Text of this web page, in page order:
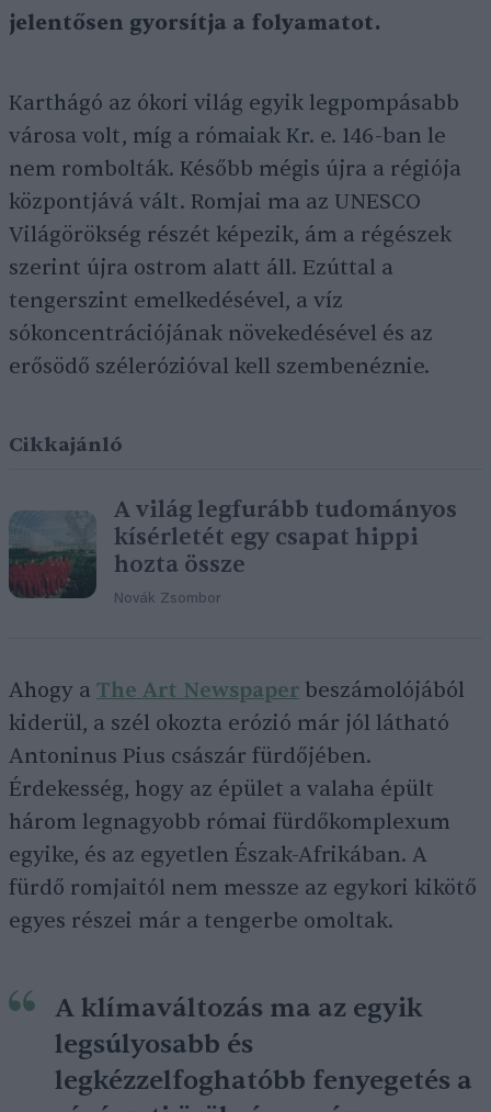
jelentősen gyorsítja a folyamatot.
Karthágó az ókori világ egyik legpompásabb
városa volt, míg a rómaiak Kr. e. 146-ban le
nem rombolták. Később mégis újra a régiója
központjává vált. Romjai ma az UNESCO
Világörökség részét képezik, ám a régészek
szerint újra ostrom alatt áll. Ezúttal a
tengerszint emelkedésével, a víz
sókoncentrációjának növekedésével és az
erősödő szélerózióval kell szembenéznie.
Cikkajánló
A világ legfurább tudományos
kísérletét egy csapat hippi
hozta össze
Novák Zsombor
Ahogy a The Art Newspaper beszámolójából
kiderül, a szél okozta erózió már jól látható
Antoninus Pius császár fürdőjében.
Érdekesség, hogy az épület a valaha épült
három legnagyobb római fürdőkomplexum
egyike, és az egyetlen Észak-Afrikában. A
fürdő romjaitól nem messze az egykori kikötő
egyes részei már a tengerbe omoltak.
A klímaváltozás ma az egyik
legsúlyosabb és
legkézzelfoghatóbb fenyegetés a